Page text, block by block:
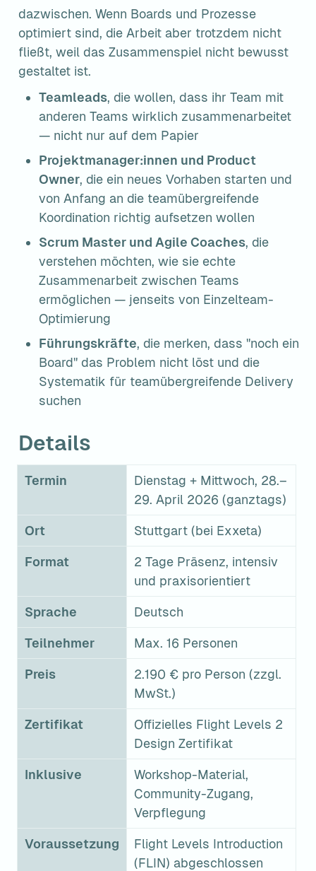
dazwischen. Wenn Boards und Prozesse
optimiert sind, die Arbeit aber trotzdem nicht
fließt, weil das Zusammenspiel nicht bewusst
gestaltet ist.
Teamleads, die wollen, dass ihr Team mit
anderen Teams wirklich zusammenarbeitet
— nicht nur auf dem Papier
Projektmanager:innen und Product
Owner, die ein neues Vorhaben starten und
von Anfang an die teamübergreifende
Koordination richtig aufsetzen wollen
Scrum Master und Agile Coaches, die
verstehen möchten, wie sie echte
Zusammenarbeit zwischen Teams
ermöglichen — jenseits von Einzelteam-
Optimierung
Führungskräfte, die merken, dass "noch ein
Board" das Problem nicht löst und die
Systematik für teamübergreifende Delivery
suchen
Details
Termin
Dienstag + Mittwoch, 28.–
29. April 2026 (ganztags)
Ort Stuttgart (bei Exxeta)
Format
2 Tage Präsenz, intensiv
und praxisorientiert
Sprache Deutsch
Teilnehmer Max. 16 Personen
Preis
2.190 € pro Person (zzgl.
MwSt.)
Zertifikat
Offizielles Flight Levels 2
Design Zertifikat
Inklusive
Workshop-Material,
Community-Zugang,
Verpflegung
Voraussetzung
Flight Levels Introduction
(FLIN) abgeschlossen